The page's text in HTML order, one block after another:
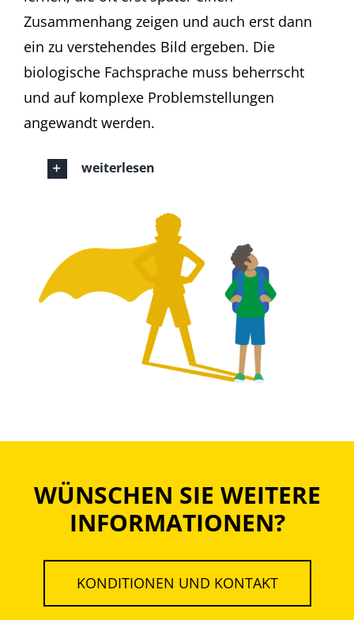
Zusammenhang zeigen und auch erst dann
ein zu verstehendes Bild ergeben. Die
biologische Fachsprache muss beherrscht
und auf komplexe Problemstellungen
angewandt werden.
weiterlesen
WÜNSCHEN SIE WEITERE
INFORMATIONEN?
KONDITIONEN UND KONTAKT